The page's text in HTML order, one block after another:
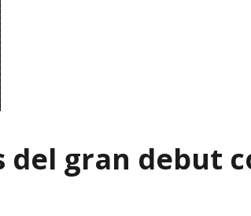
del gran debut